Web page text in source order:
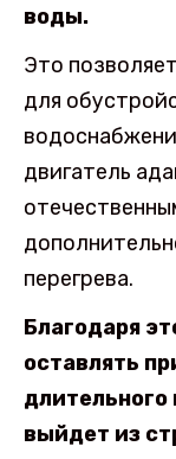
воды.
Это
для
двигатель
перегрева.
Благодаря
оставлять
длительного
выйдет из